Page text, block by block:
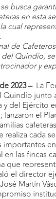
busca
en esta
cual
de
Quindío,
y
2023 –La
junto
del Ejército
el
realiza cada
en las fincas
que
el director
Martín